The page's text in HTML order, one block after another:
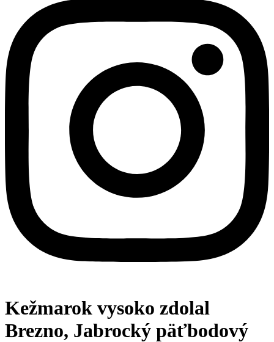
Kežmarok vysoko zdolal
Brezno, Jabrocký päťbodový